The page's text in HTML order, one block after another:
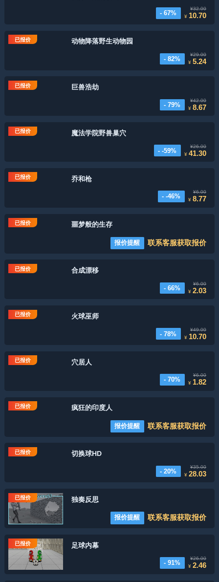
- 67%
¥32.00
¥ 10.70
已报价 动物降落野生动物园
- 82%
¥29.00
¥5.24
已报价 巨兽浩劫
- 79%
¥42.00
¥8.67
已报价 魔法学院野兽巢穴
- -59%
¥26.00
¥41.30
已报价 乔和枪
- -46%
¥6.00
¥8.77
已报价 噩梦般的生存
报价提醒 联系客服获取报价
已报价 合成漂移
- 66%
¥6.00
¥2.03
已报价 火球巫师
- 78%
¥49.00
¥ 10.70
已报价 穴居人
- 70%
¥6.00
¥ 1.82
已报价 疯狂的印度人
报价提醒 联系客服获取报价
已报价 切换球HD
- 20%
¥35.00
¥28.03
已报价 独奏反思
报价提醒 联系客服获取报价
已报价 足球内幕
- 91%
¥26.00
¥2.46